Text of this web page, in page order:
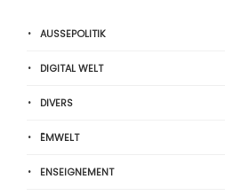
AUSSEPOLITIK
DIGITAL WELT
DIVERS
ËMWELT
ENSEIGNEMENT